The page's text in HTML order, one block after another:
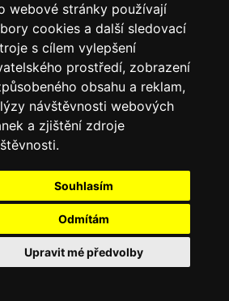
webové stránky používají
cookies a další sledovací
s cílem vylepšení
prostředí, zobrazení
obsahu a reklam,
návštěvnosti webových
a zjištění zdroje
Souhlasím
Odmítám
Upravit mé předvolby
Pokladna
hodinu před představením
Rezervace:
+420 725 828 866
kartou, hotově
s.r.o. | Vytvořilo